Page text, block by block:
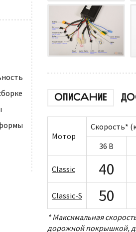
ОПИСАНИЕ
Мотор
Скорость*
36 В
Classic 40
Classic-S 50
* Максимальная
дорожной покрышкой,